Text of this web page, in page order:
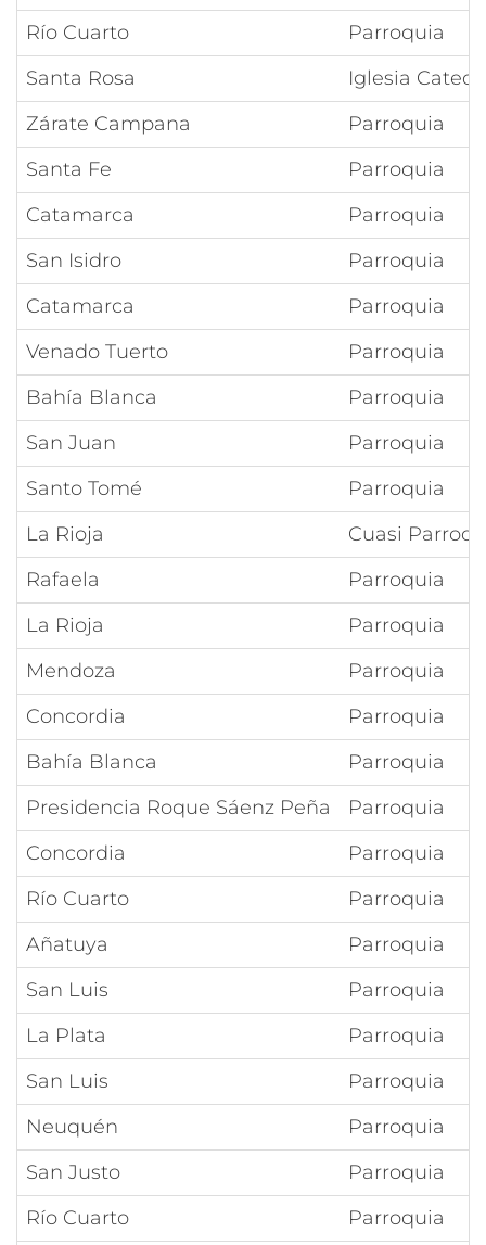
Río Cuarto
Parroquia
Santa Rosa
Iglesia
Zárate Campana
Parroquia
Santa Fe
Parroquia
Catamarca
Parroquia
San Isidro
Parroquia
Catamarca
Parroquia
Venado Tuerto
Parroquia
Bahía Blanca
Parroquia
San Juan
Parroquia
Santo Tomé
Parroquia
La Rioja
Cuasi
Rafaela
Parroquia
La Rioja
Parroquia
Mendoza
Parroquia
Concordia
Parroquia
Bahía Blanca
Parroquia
Presidencia Roque Sáenz Peña
Parroquia
Concordia
Parroquia
Río Cuarto
Parroquia
Añatuya
Parroquia
San Luis
Parroquia
La Plata
Parroquia
San Luis
Parroquia
Neuquén
Parroquia
San Justo
Parroquia
Río Cuarto
Parroquia